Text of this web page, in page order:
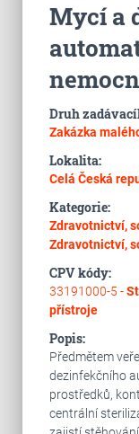
Mycí a
Druh
Zakázka
Lokalita:
Celá Česká
Kategorie:
Zdravotnictví,
Zdravotnictví,
CPV kódy:
33191000-5 -
přístroje
Popis:
Předmětem
dezinfekčního
prostředků,
centrální